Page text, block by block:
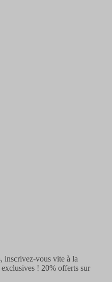
inscrivez-vous vite à la
! 20% offerts sur